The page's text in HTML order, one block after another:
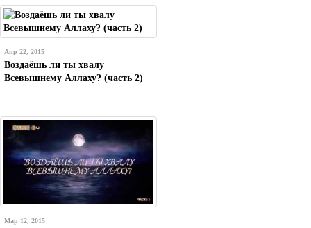
Апр 22, 2015
Воздаёшь ли ты хвалу
Всевышнему Аллаху? (часть 2)
Мар 12, 2015